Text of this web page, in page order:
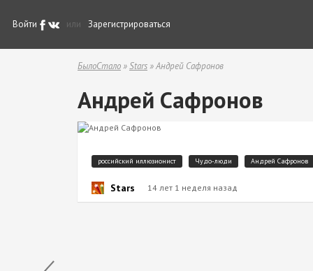
Войти или Зарегистрироваться
БылоСтало »Stars » Андрей Сафронов
Андрей Сафронов
российский иллюзионист Чудо-люди Андрей Сафронов
Stars 14 лет 1 неделя назад